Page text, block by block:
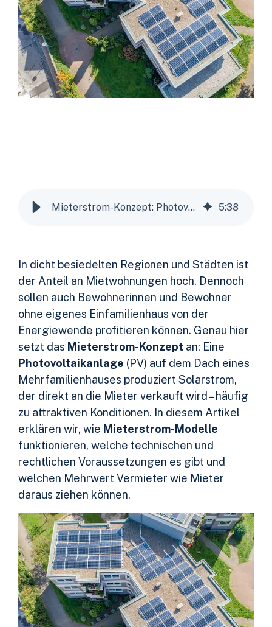
Mieterstrom-Konzept: Photovoltaik für Mehrfamilienhäuser 5:38
In dicht besiedelten Regionen und Städten ist
der Anteil an Mietwohnungen hoch. Dennoch
sollen auch Bewohnerinnen und Bewohner
ohne eigenes Einfamilienhaus von der
Energiewende profitieren können. Genau hier
setzt das Mieterstrom-Konzept an: Eine
Photovoltaikanlage (PV) auf dem Dach eines
Mehrfamilienhauses produziert Solarstrom,
der direkt an die Mieter verkauft wird – häufig
zu attraktiven Konditionen. In diesem Artikel
erklären wir, wie Mieterstrom-Modelle
funktionieren, welche technischen und
rechtlichen Voraussetzungen es gibt und
welchen Mehrwert Vermieter wie Mieter
daraus ziehen können.